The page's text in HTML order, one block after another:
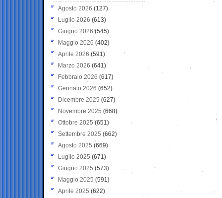
Agosto 2026 (127)
Luglio 2026 (613)
Giugno 2026 (545)
Maggio 2026 (402)
Aprile 2026 (591)
Marzo 2026 (641)
Febbraio 2026 (617)
Gennaio 2026 (652)
Dicembre 2025 (627)
Novembre 2025 (668)
Ottobre 2025 (651)
Settembre 2025 (662)
Agosto 2025 (669)
Luglio 2025 (671)
Giugno 2025 (573)
Maggio 2025 (591)
Aprile 2025 (622)